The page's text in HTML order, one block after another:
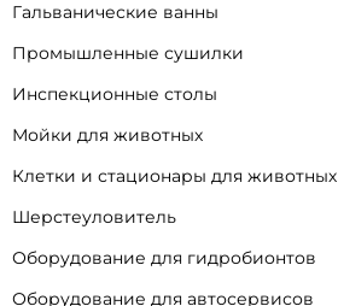
Гальванические ванны
Промышленные сушилки
Инспекционные столы
Мойки для животных
Клетки и стационары для животных
Шерстеуловитель
Оборудование для гидробионтов
Оборудование для автосервисов